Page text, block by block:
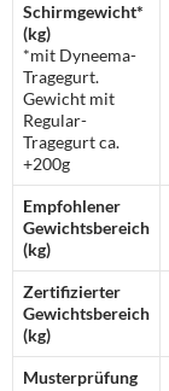
Schirmgewicht*
(kg)
*mit Dyneema-
Tragegurt.
Gewicht mit
Regular-
Tragegurt ca.
+200g
Empfohlener
Gewichtsbereich
(kg)
Zertifizierter
Gewichtsbereich
(kg)
Musterprüfung